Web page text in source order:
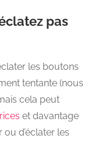
pas
les boutons
tentante (nous
cela peut
et davantage
d’éclater les